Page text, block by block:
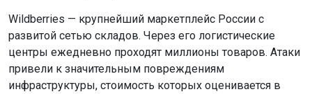
Wildberries — крупнейший маркетплейс России с
развитой сетью складов. Через его логистические
центры ежедневно проходят миллионы товаров. Атаки
привели к значительным повреждениям
инфраструктуры, стоимость которых оценивается в